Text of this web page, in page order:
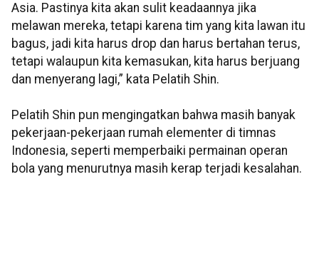
Asia. Pastinya kita akan sulit keadaannya jika
melawan mereka, tetapi karena tim yang kita lawan itu
bagus, jadi kita harus drop dan harus bertahan terus,
tetapi walaupun kita kemasukan, kita harus berjuang
dan menyerang lagi,” kata Pelatih Shin.
Pelatih Shin pun mengingatkan bahwa masih banyak
pekerjaan-pekerjaan rumah elementer di timnas
Indonesia, seperti memperbaiki permainan operan
bola yang menurutnya masih kerap terjadi kesalahan.